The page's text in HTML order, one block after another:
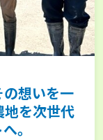
の想いを一
を次世代
。